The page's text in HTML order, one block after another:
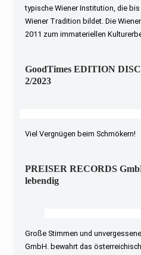
typische Wiener Institution, die
Wiener Tradition bildet. Die
2011 zum immateriellen Kulturerbe
GoodTimes EDITION
2/2023
Viel Vergnügen beim Schmökern!
PREISER RECORDS
lebendig
Große Stimmen und
GmbH. bewahrt das